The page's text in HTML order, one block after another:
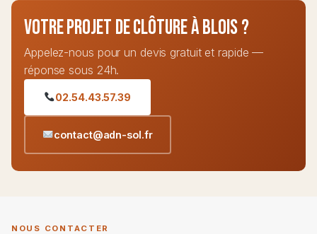
Votre projet de clôture à Blois ?
Appelez-nous pour un devis gratuit et rapide —
réponse sous 24h.
02.54.43.57.39
contact@adn-sol.fr
NOUS CONTACTER